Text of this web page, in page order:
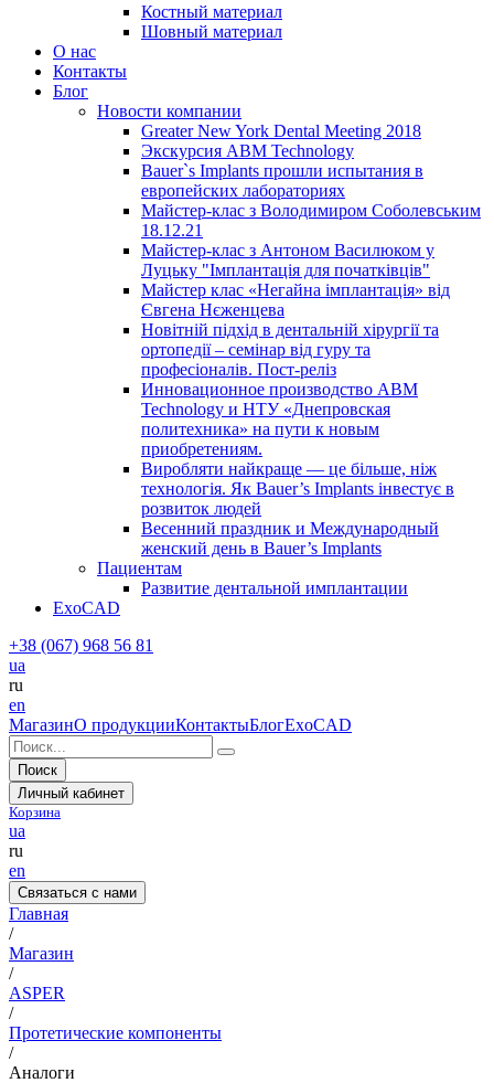
Костный материал
Шовный материал
О нас
Контакты
Блог
Новости компании
Greater New York Dental Meeting 2018
Экскурсия ABM Technology
Bauer`s Implants прошли испытания в
европейских лабораториях
Майстер-клас з Володимиром Соболевським
18.12.21
Майстер-клас з Антоном Василюком у
Луцьку "Імплантація для початківців"
Майстер клас «Негайна імплантація» від
Євгена Нєженцева
Новітній підхід в дентальній хірургії та
ортопедії – семінар від гуру та
професіоналів. Пост-реліз
Инновационное производство ABM
Technology и НТУ «Днепровская
политехника» на пути к новым
приобретениям.
Виробляти найкраще — це більше, ніж
технологія. Як Bauer’s Implants інвестує в
розвиток людей
Весенний праздник и Международный
женский день в Bauer’s Implants
Пациентам
Развитие дентальной имплантации
ExoCAD
+38 (067) 968 56 81
ua
ru
en
МагазинО продукцииКонтактыБлогExoCAD
Поиск
Личный кабинет
Корзина
ua
ru
en
Связаться с нами
Главная
/
Магазин
/
ASPER
/
Протетические компоненты
/
Аналоги